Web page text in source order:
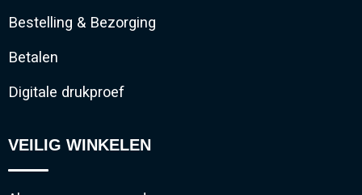
Bestelling & Bezorging
Betalen
Digitale drukproef
VEILIG WINKELEN